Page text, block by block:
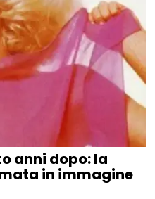
anni dopo: la
in immagine